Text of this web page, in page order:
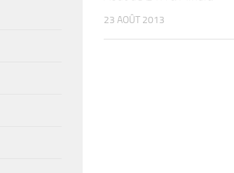
23 AOÛT 2013